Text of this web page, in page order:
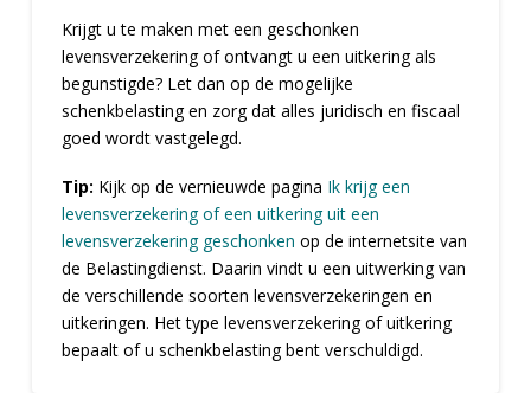
Krijgt u te maken met een geschonken
levensverzekering of ontvangt u een uitkering als
begunstigde? Let dan op de mogelijke
schenkbelasting en zorg dat alles juridisch en fiscaal
goed wordt vastgelegd.
Tip: Kijk op de vernieuwde pagina Ik krijg een
levensverzekering of een uitkering uit een
levensverzekering geschonken op de internetsite van
de Belastingdienst. Daarin vindt u een uitwerking van
de verschillende soorten levensverzekeringen en
uitkeringen. Het type levensverzekering of uitkering
bepaalt of u schenkbelasting bent verschuldigd.